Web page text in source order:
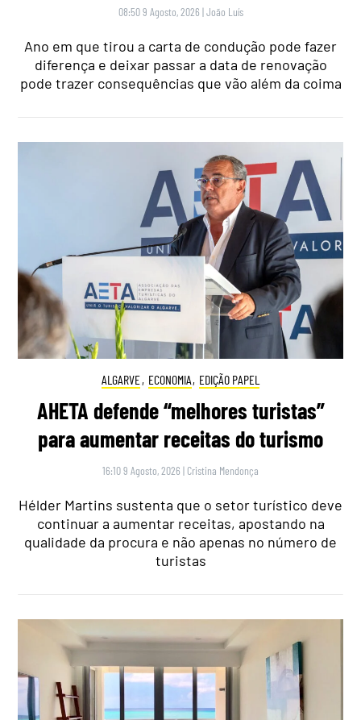
08:50 9 Agosto, 2026 |João Luís
Ano em que tirou a carta de condução pode fazer
diferença e deixar passar a data de renovação
pode trazer consequências que vão além da coima
ALGARVE, ECONOMIA, EDIÇÃO PAPEL
AHETA defende “melhores turistas”
para aumentar receitas do turismo
16:10 9 Agosto, 2026 | Cristina Mendonça
Hélder Martins sustenta que o setor turístico deve
continuar a aumentar receitas, apostando na
qualidade da procura e não apenas no número de
turistas